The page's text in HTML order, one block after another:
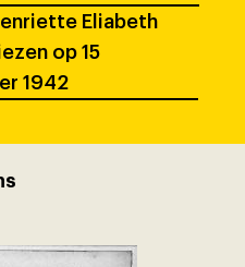
Eliabeth
op 15
1942